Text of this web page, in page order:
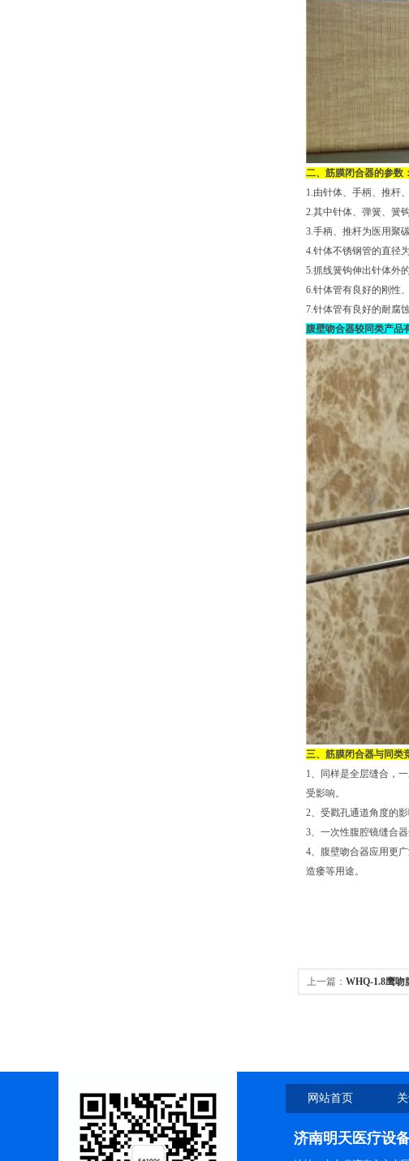
二、筋膜闭合器的参数：
1.由针体、手柄、推杆
2.其中针体、弹簧、簧
3.手柄、推杆为医用聚
4.针体不锈钢管的直径
5.抓线簧钩伸出针体外
6.针体管有良好的刚性
7.针体管有良好的耐腐蚀
腹壁吻合器较同类产品
三、筋膜闭合器与同类
1、同样是全层缝合，
受影响。
2、受戳孔通道角度的
3、一次性腹腔镜缝合
4、腹壁吻合器应用更
造瘘等用途。
上一篇： WHQ-1.8​鹰吻
网站首页
济南明天医疗设